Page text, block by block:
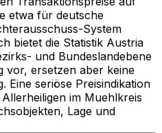
etwa für deutsche
System
bietet die Statistik Austria
und Bundeslandebene
vor, ersetzen aber keine
Eine seriöse Preisindikation
im Muehlkreis
Lage und